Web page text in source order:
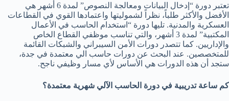
تعتبر دورة “إدخال البيانات ومعالجة النصوص” لمدة 6 أشهر هي
الأفضل والأكثر طلباً، نظراً لشموليتها واعتمادها القوي في القطاعات
العسكرية والمدنية. تليها دورة “استخدام الحاسب في الأعمال
المكتبية” لمدة 3 أشهر، والتي تناسب موظفي القطاع الخاص
والإداريين. كما تتصدر دورات الأمن السيبراني والشبكات القائمة
للمتخصصين. عند البحث عن دورات حاسب الي معتمدة في جدة،
ستجد أن هذه الدورات هي الأساس لأي مسار وظيفي ناجح.
كم ساعة تدريبية في دورة الحاسب الآلي شهرية معتمدة؟